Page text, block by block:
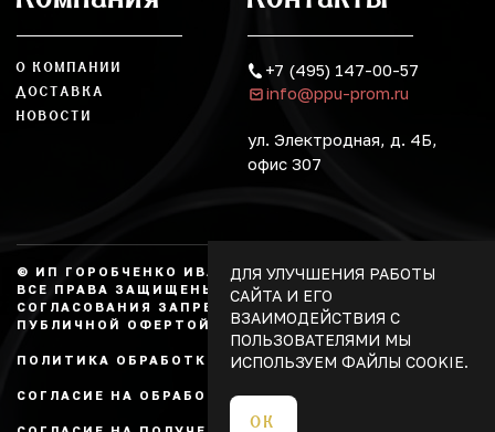
О КОМПАНИИ
ДОСТАВКА
НОВОСТИ
+7 (495) 147-00-57
info@ppu-prom.ru
ул. Электродная, д. 4Б,
офис 307
© ИП ГОРОБЧЕНКО ИВАН АЛЕКСАНДРОВИЧ, 2026.
ВСЕ ПРАВА ЗАЩИЩЕНЫ, КОПИРОВАНИЕ БЕЗ
СОГЛАСОВАНИЯ ЗАПРЕЩЕНО. НЕ ЯВЛЯЕТСЯ
ПУБЛИЧНОЙ ОФЕРТОЙ.
ПОЛИТИКА ОБРАБОТКИ ПЕРСОНАЛЬНЫХ ДАННЫХ
СОГЛАСИЕ НА ОБРАБОТКУ ПЕРСОНАЛЬНЫХ ДАННЫХ
ДЛЯ УЛУЧШЕНИЯ РАБОТЫ
САЙТА И ЕГО
ВЗАИМОДЕЙСТВИЯ С
ПОЛЬЗОВАТЕЛЯМИ МЫ
ИСПОЛЬЗУЕМ ФАЙЛЫ COOKIE.
ОК